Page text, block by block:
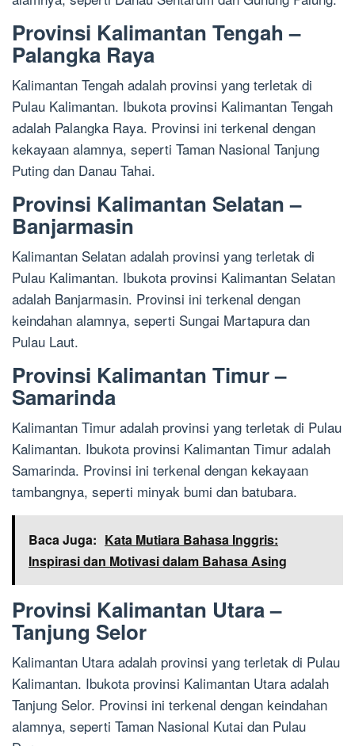
Provinsi Kalimantan Tengah –
Palangka Raya
Kalimantan Tengah adalah provinsi yang terletak di
Pulau Kalimantan. Ibukota provinsi Kalimantan Tengah
adalah Palangka Raya. Provinsi ini terkenal dengan
kekayaan alamnya, seperti Taman Nasional Tanjung
Puting dan Danau Tahai.
Provinsi Kalimantan Selatan –
Banjarmasin
Kalimantan Selatan adalah provinsi yang terletak di
Pulau Kalimantan. Ibukota provinsi Kalimantan Selatan
adalah Banjarmasin. Provinsi ini terkenal dengan
keindahan alamnya, seperti Sungai Martapura dan
Pulau Laut.
Provinsi Kalimantan Timur –
Samarinda
Kalimantan Timur adalah provinsi yang terletak di Pulau
Kalimantan. Ibukota provinsi Kalimantan Timur adalah
Samarinda. Provinsi ini terkenal dengan kekayaan
tambangnya, seperti minyak bumi dan batubara.
Baca Juga: Kata Mutiara Bahasa Inggris:
Inspirasi dan Motivasi dalam Bahasa Asing
Provinsi Kalimantan Utara –
Tanjung Selor
Kalimantan Utara adalah provinsi yang terletak di Pulau
Kalimantan. Ibukota provinsi Kalimantan Utara adalah
Tanjung Selor. Provinsi ini terkenal dengan keindahan
alamnya, seperti Taman Nasional Kutai dan Pulau